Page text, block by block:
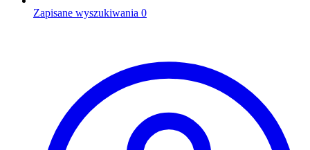
Zapisane wyszukiwania 0